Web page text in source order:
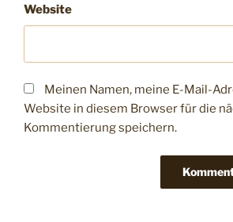
Website
Meinen Namen, meine E-Mail-
Website in diesem Browser für die
Kommentierung speichern.